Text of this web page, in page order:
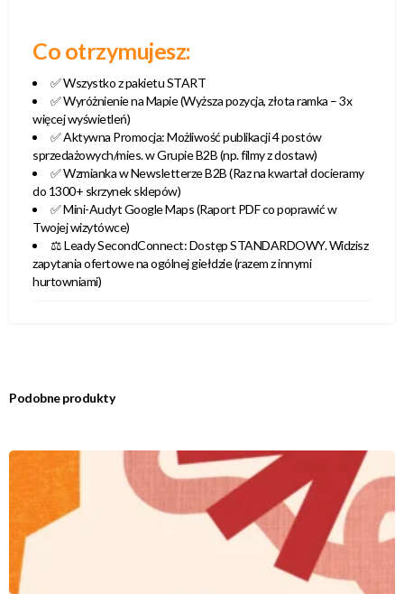
Co otrzymujesz:
✅ Wszystko z pakietu START
✅ Wyróżnienie na Mapie (Wyższa pozycja, złota ramka – 3x
więcej wyświetleń)
✅ Aktywna Promocja: Możliwość publikacji 4 postów
sprzedażowych/mies. w Grupie B2B (np. filmy z dostaw)
✅ Wzmianka w Newsletterze B2B (Raz na kwartał docieramy
do 1300+ skrzynek sklepów)
✅ Mini-Audyt Google Maps (Raport PDF co poprawić w
Twojej wizytówce)
⚖️ Leady SecondConnect: Dostęp STANDARDOWY. Widzisz
zapytania ofertowe na ogólnej giełdzie (razem z innymi
hurtowniami)
Podobne produkty